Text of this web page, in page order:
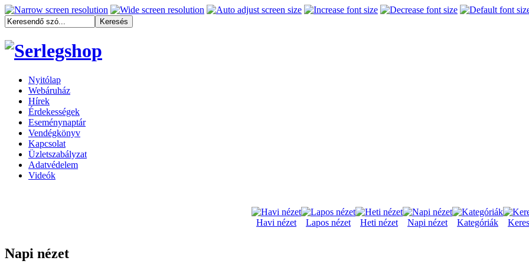
Nyitólap
Webáruház
Hírek
Érdekességek
Eseménynaptár
Vendégkönyv
Kapcsolat
Üzletszabályzat
Adatvédelem
Videók
Havi nézet Lapos nézet Heti nézet Napi nézet Kategóriák
Napi nézet